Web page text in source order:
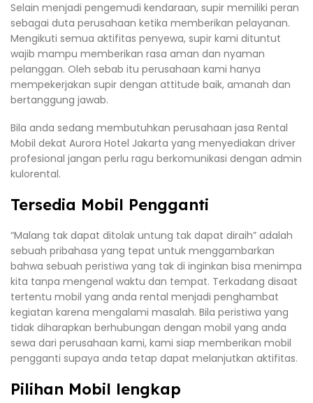
Selain menjadi pengemudi kendaraan, supir memiliki peran
sebagai duta perusahaan ketika memberikan pelayanan.
Mengikuti semua aktifitas penyewa, supir kami dituntut
wajib mampu memberikan rasa aman dan nyaman
pelanggan. Oleh sebab itu perusahaan kami hanya
mempekerjakan supir dengan attitude baik, amanah dan
bertanggung jawab.
Bila anda sedang membutuhkan perusahaan jasa Rental
Mobil dekat Aurora Hotel Jakarta yang menyediakan driver
profesional jangan perlu ragu berkomunikasi dengan admin
kulorental.
Tersedia Mobil Pengganti
“Malang tak dapat ditolak untung tak dapat diraih” adalah
sebuah pribahasa yang tepat untuk menggambarkan
bahwa sebuah peristiwa yang tak di inginkan bisa menimpa
kita tanpa mengenal waktu dan tempat. Terkadang disaat
tertentu mobil yang anda rental menjadi penghambat
kegiatan karena mengalami masalah. Bila peristiwa yang
tidak diharapkan berhubungan dengan mobil yang anda
sewa dari perusahaan kami, kami siap memberikan mobil
pengganti supaya anda tetap dapat melanjutkan aktifitas.
Pilihan Mobil lengkap